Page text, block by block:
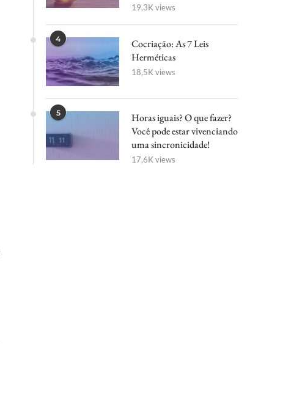
19,3K views
4
Cocriação: As 7 Leis
Herméticas
18,5K views
5
Horas iguais? O que fazer?
Você pode estar vivenciando
uma sincronicidade!
17,6K views